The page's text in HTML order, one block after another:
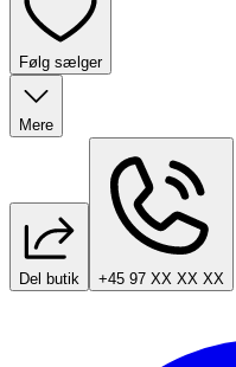
Følg sælger
Mere
Del butik +45 97 XX XX XX